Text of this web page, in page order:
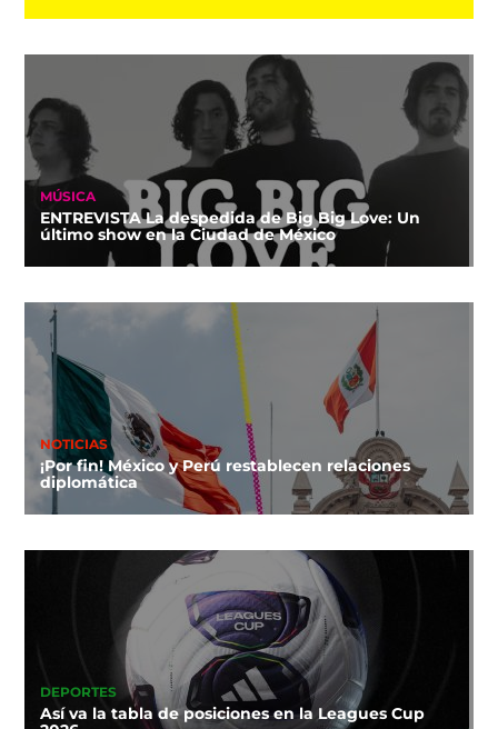
MÚSICA
ENTREVISTA La despedida de Big Big Love: Un
último show en la Ciudad de México
NOTICIAS
¡Por fin! México y Perú restablecen relaciones
diplomática
DEPORTES
Así va la tabla de posiciones en la Leagues Cup